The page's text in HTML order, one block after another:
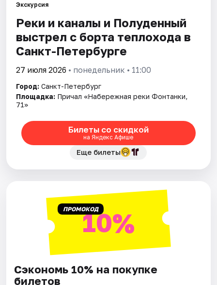
Экскурсия
Реки и каналы и Полуденный
выстрел с борта теплохода в
Санкт-Петербурге
27 июля 2026 • понедельник • 11:00
Город: Санкт-Петербург
Площадка: Причал «Набережная реки Фонтанки,
71»
Билеты со скидкой
на Яндекс Афише
Еще билеты
ПРОМОКОД10%
Сэкономь 10% на покупке
билетов